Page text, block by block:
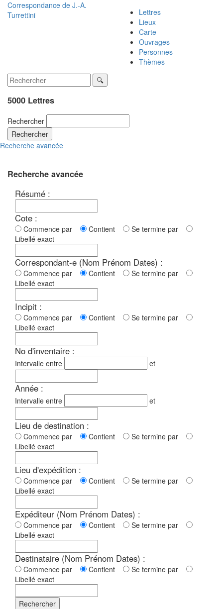
Correspondance de J.-A.
Turrettini
Lettres
Lieux
Carte
Ouvrages
Personnes
Thèmes
5000 Lettres
Rechercher
Rechercher
Recherche avancée
Recherche avancée
Résumé :
Cote :
Commence par Contient
Se termine par
Libellé exact
Correspondant-e (Nom Prénom Dates) :
Commence par Contient
Se termine par
Libellé exact
Incipit :
Commence par Contient
Se termine par
Libellé exact
No d'inventaire :
Intervalle entre et
Année :
Intervalle entre et
Lieu de destination :
Commence par Contient
Se termine par
Libellé exact
Lieu d'expédition :
Commence par Contient
Se termine par
Libellé exact
Expéditeur (Nom Prénom Dates) :
Commence par Contient
Se termine par
Libellé exact
Destinataire (Nom Prénom Dates) :
Commence par Contient
Se termine par
Libellé exact
Rechercher